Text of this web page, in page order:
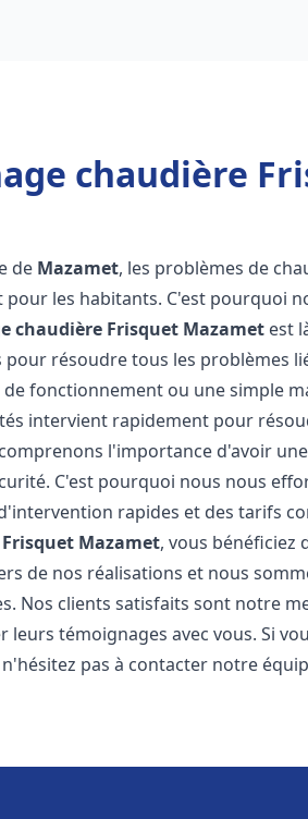
chaudière
de Mazamet, les problèmes de
les habitants. C'est pourquoi
chaudière Frisquet Mazamet est
pour résoudre tous les problèmes
fonctionnement ou une simple
intervient rapidement pour
l'importance d'avoir
C'est pourquoi nous nous
rapides et des tarifs
Mazamet, vous bénéficiez
de nos réalisations et nous
Nos clients satisfaits sont notre
leurs témoignages avec vous. Si
pas à contacter notre